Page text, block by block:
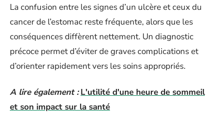
La confusion entre les signes d’un ulcère et ceux du
cancer de l’estomac reste fréquente, alors que les
conséquences diffèrent nettement. Un diagnostic
précoce permet d’éviter de graves complications et
d’orienter rapidement vers les soins appropriés.
A lire également : L'utilité d'une heure de sommeil
et son impact sur la santé